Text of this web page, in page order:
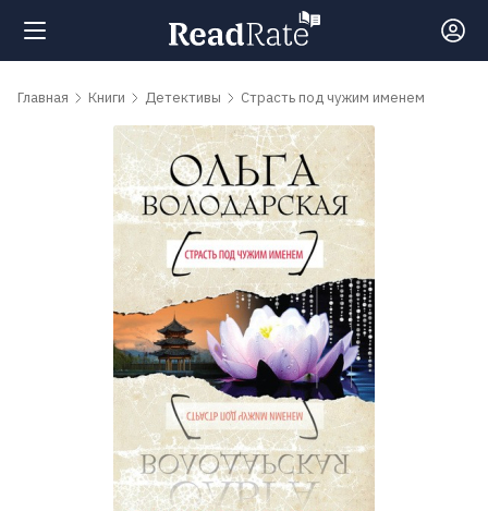
Поиск
Рейтинги
обсуждаемые
Главная Книги Детективы Страсть под чужим именем